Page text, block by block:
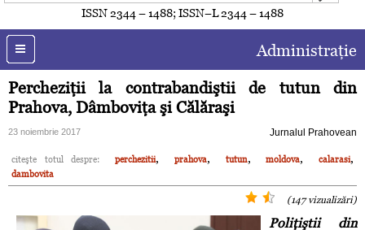
ISSN 2344 – 1488; ISSN–L 2344 – 1488
Administraţie
Percheziţii la contrabandiştii de tutun din
Prahova, Dâmboviţa şi Călăraşi
23 noiembrie 2017 Jurnalul Prahovean
citeşte totul despre: perchezitii, prahova, tutun, moldova, calarasi,
dambovita
(147 vizualizări)
Poliţiştii din